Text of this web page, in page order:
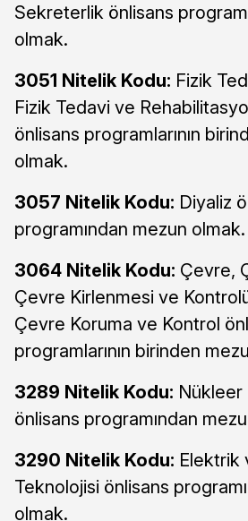
Sekreterlik önlisans
olmak.
3051 Nitelik Kodu: Fizik
Fizik Tedavi ve
önlisans programlarının
olmak.
3057 Nitelik Kodu: Diyaliz
programından mezun olmak.
3064 Nitelik Kodu: Çevre,
Çevre Kirlenmesi ve
Çevre Koruma ve Kontrol
programlarının birinden
3289 Nitelik Kodu: Nükleer
önlisans programından
3290 Nitelik Kodu: Elektrik
Teknolojisi önlisans
olmak.